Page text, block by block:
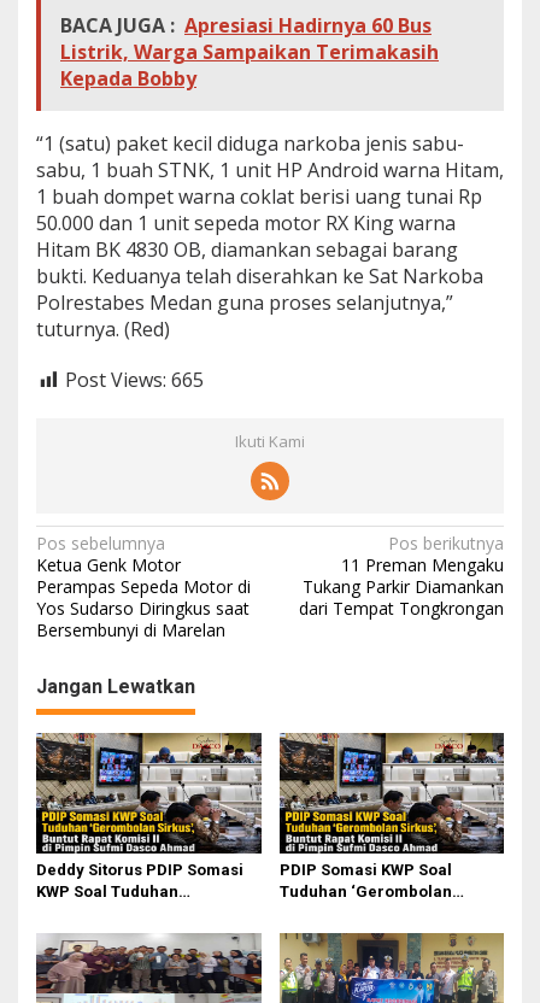
y
a
n
g
e
r
a
d
i
BACA JUGA : Apresiasi Hadirnya 60 Bus
Listrik, Warga Sampaikan Terimakasih
Kepada Bobby
“1 (satu) paket kecil diduga narkoba jenis sabu-
sabu, 1 buah STNK, 1 unit HP Android warna Hitam,
1 buah dompet warna coklat berisi uang tunai Rp
50.000 dan 1 unit sepeda motor RX King warna
Hitam BK 4830 OB, diamankan sebagai barang
bukti. Keduanya telah diserahkan ke Sat Narkoba
Polrestabes Medan guna proses selanjutnya,”
tuturnya. (Red)
Post Views: 665
Ikuti Kami
N
a
v
g
a
s
i
p
o
s
Pos sebelumnya
Ketua Genk Motor
Perampas Sepeda Motor di
Yos Sudarso Diringkus saat
Bersembunyi di Marelan
Pos berikutnya
11 Preman Mengaku
Tukang Parkir Diamankan
dari Tempat Tongkrongan
Jangan Lewatkan
Deddy Sitorus PDIP Somasi
KWP Soal Tuduhan
Rapat Komisi II Dipimpin
Sufmi Dasco Ahmad
PDIP Somasi KWP Soal
Tuduhan ‘Gerombolan
II Dipimpin Sufmi Dasco
Ahmad